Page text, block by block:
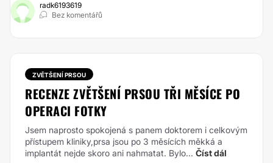
radk6193619
Bez komentářů
ZVĚTŠENÍ PRSOU
RECENZE ZVĚTŠENÍ PRSOU TŘI MĚSÍCE PO
OPERACI FOTKY
Jsem naprosto spokojená s panem doktorem i celkovým
přístupem kliniky,prsa jsou po 3 měsících měkká a
implantát nejde skoro ani nahmatat. Bylo... Číst dál